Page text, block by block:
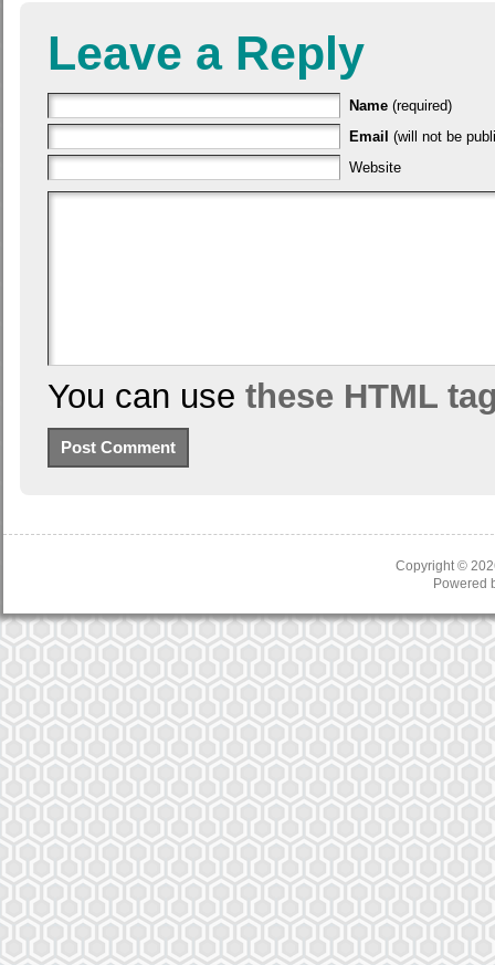
Leave a Reply
Name(required)
Email (will not be
Website
You can use these HTML
Copyright ©
Powered